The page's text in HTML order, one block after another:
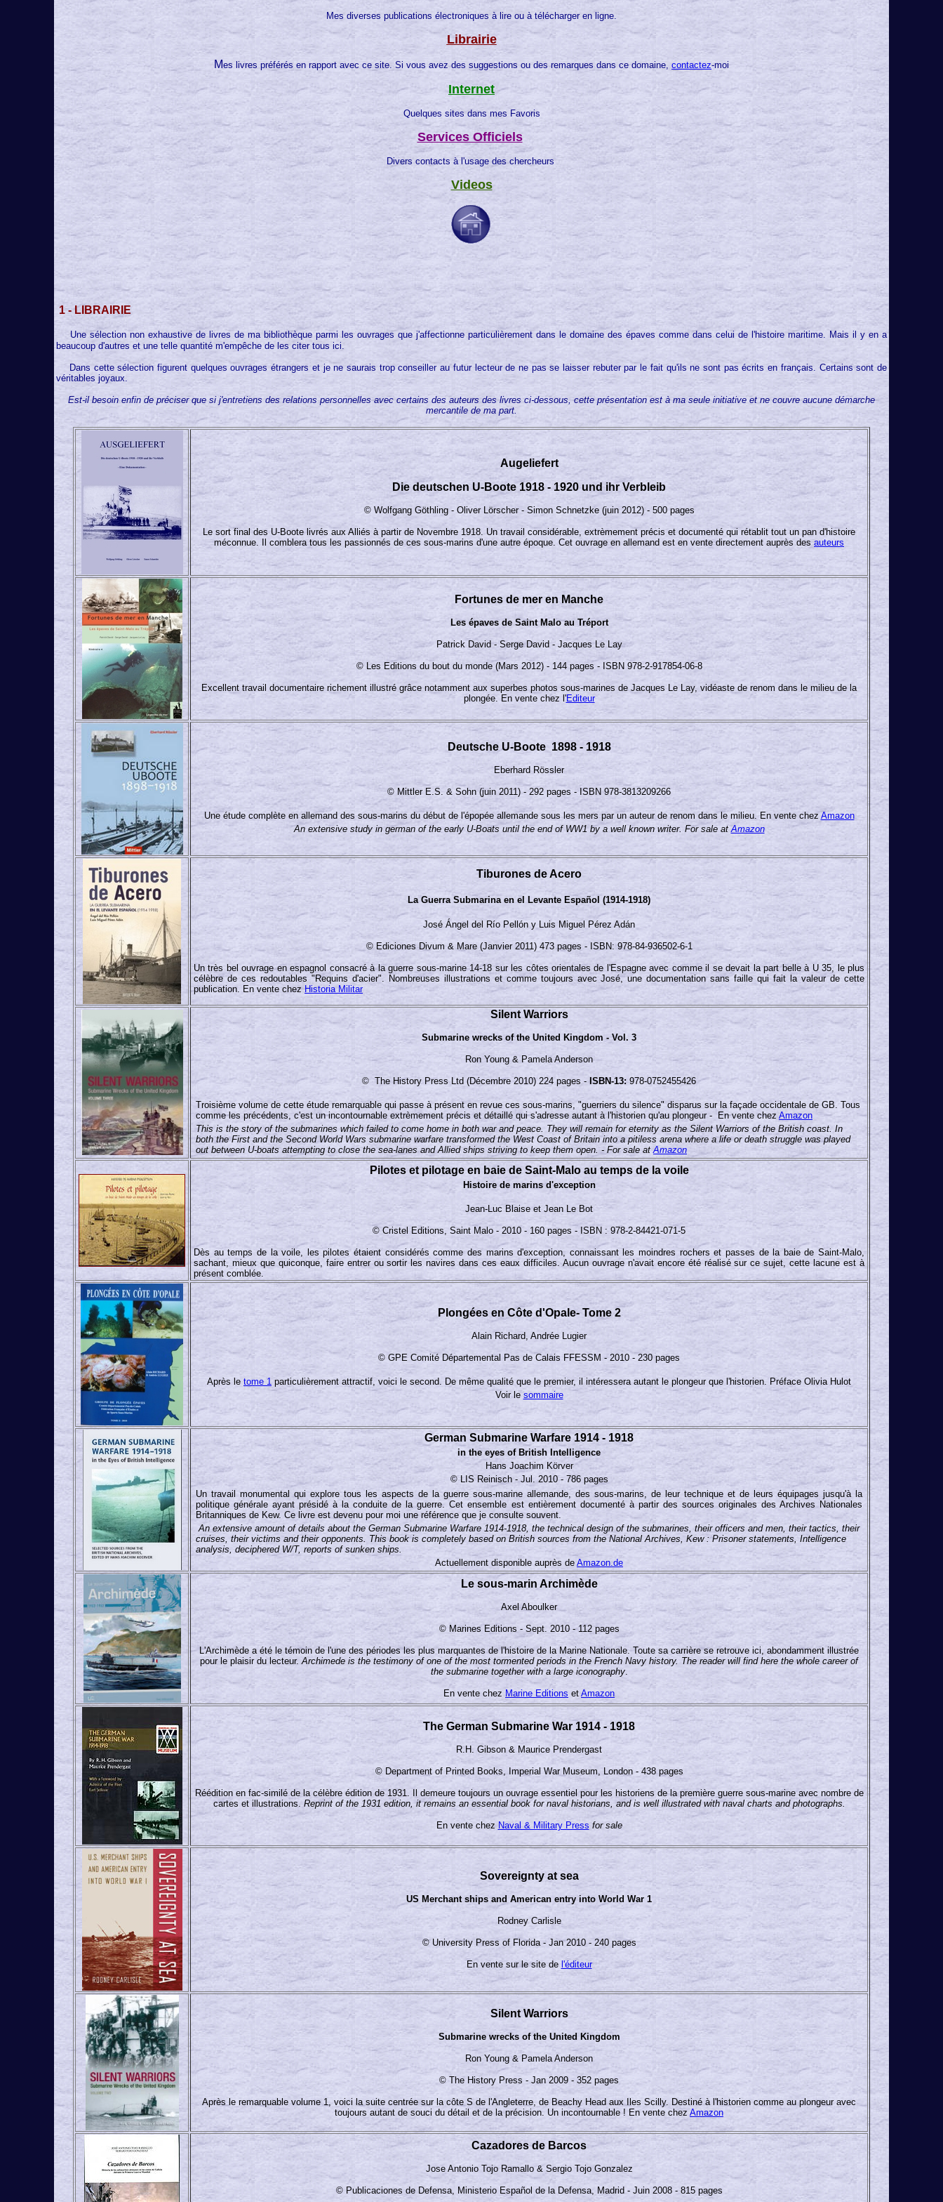
Mes diverses publications électroniques à lire ou à télécharger en ligne.
Librairie
Mes livres préférés en rapport avec ce site. Si vous avez des suggestions ou des remarques dans ce domaine, contactez-moi
Internet
Quelques sites dans mes Favoris
Services Officiels
Divers contacts à l'usage des chercheurs
Videos
1 -LIBRAIRIE
Une sélection non exhaustive de livres de ma bibliothèque parmi les ouvrages que j'affectionne particulièrement dans le domaine des épaves comme dans celui de l'histoire maritime. Mais il y en a
beaucoup d'autres et une telle quantité m'empêche de les citer tous ici.
Dans cette sélection figurent quelques ouvrages étrangers et je ne saurais trop conseiller au futur lecteur de ne pas se laisser rebuter par le fait qu'ils ne sont pas écrits en français. Certains sont de
véritables joyaux.
Est-il besoin enfin de préciser que si j'entretiens des relations personnelles avec certains des auteurs des livres ci-dessous, cette présentation est à ma seule initiative et ne couvre aucune démarche
mercantile de ma part.
Augeliefert
Die deutschen U-Boote 1918 - 1920 und ihr Verbleib
© Wolfgang Göthling - Oliver Lörscher - Simon Schnetzke (juin 2012) - 500 pages
Le sort final des U-Boote livrés aux Alliés à partir de Novembre 1918. Un travail considérable, extrèmement précis et documenté qui rétablit tout un pan d'histoire
méconnue. Il comblera tous les passionnés de ces sous-marins d'une autre époque. Cet ouvrage en allemand est en vente directement auprès desauteurs
Fortunes de mer en Manche
Les épaves de Saint Malo au Tréport
Patrick David - Serge David - Jacques Le Lay
© Les Editions du bout du monde (Mars 2012) - 144 pages - ISBN 978-2-917854-06-8
Excellent travail documentaire richement illustré grâce notamment aux superbes photos sous-marines de Jacques Le Lay, vidéaste de renom dans le milieu de la
plongée. En vente chez l'Editeur
Deutsche U-Boote 1898 - 1918
Eberhard Rössler
© Mittler E.S. & Sohn (juin 2011) - 292 pages - ISBN 978-3813209266
Une étude complète en allemand des sous-marins du début de l'épopée allemande sous les mers par un auteur de renom dans le milieu. En vente chezAmazon
An extensive study in german of the early U-Boats until the end of WW1 by a well known writer. For sale atAmazon
Tiburones de Acero
La Guerra Submarina en el Levante Español (1914-1918)
José Ángel del Río Pellón y Luis Miguel Pérez Adán
© Ediciones Divum & Mare (Janvier 2011) 473 pages - ISBN: 978-84-936502-6-1
Un très bel ouvrage en espagnol consacré à la guerre sous-marine 14-18 sur les côtes orientales de l'Espagne avec comme il se devait la part belle à U 35, le plus
célèbre de ces redoutables "Requins d'acier". Nombreuses illustrations et comme toujours avec José, une documentation sans faille qui fait la valeur de cette
publication. En vente chezHistoria Militar
Silent Warriors
Submarine wrecks of the United Kingdom - Vol. 3
Ron Young & Pamela Anderson
© The History Press Ltd (Décembre 2010) 224 pages - ISBN-13: 978-0752455426
Troisième volume de cette étude remarquable qui passe à présent en revue ces sous-marins, "guerriers du silence" disparus sur la façade occidentale de GB. Tous
comme les précédents, c'est un incontournable extrèmement précis et détaillé qui s'adresse autant à l'historien qu'au plongeur - En vente chez Amazon
This is the story of the submarines which failed to come home in both war and peace. They will remain for eternity as the Silent Warriors of the British coast. In
both the First and the Second World Wars submarine warfare transformed the West Coast of Britain into a pitiless arena where a life or death struggle was played
out between U-boats attempting to close the sea-lanes and Allied ships striving to keep them open. - For sale atAmazon
Pilotes et pilotage en baie de Saint-Malo au temps de la voile
Histoire de marins d'exception
Jean-Luc Blaise et Jean Le Bot
© Cristel Editions, Saint Malo - 2010 - 160 pages - ISBN : 978-2-84421-071-5
Dès au temps de la voile, les pilotes étaient considérés comme des marins d'exception, connaissant les moindres rochers et passes de la baie de Saint-Malo,
sachant, mieux que quiconque, faire entrer ou sortir les navires dans ces eaux difficiles. Aucun ouvrage n'avait encore été réalisé sur ce sujet, cette lacune est à
présent comblée.
Plongées en Côte d'Opale- Tome 2
Alain Richard, Andrée Lugier
© GPE Comité Départemental Pas de Calais FFESSM - 2010 - 230 pages
Après le tome 1 particulièrement attractif, voici le second. De même qualité que le premier, il intéressera autant le plongeur que l'historien. Préface Olivia Hulot
Voir lesommaire
German Submarine Warfare 1914 - 1918
in the eyes of British Intelligence
Hans Joachim Körver
© LIS Reinisch - Jul. 2010 - 786 pages
Un travail monumental qui explore tous les aspects de la guerre sous-marine allemande, des sous-marins, de leur technique et de leurs équipages jusqu'à la
politique générale ayant présidé à la conduite de la guerre. Cet ensemble est entièrement documenté à partir des sources originales des Archives Nationales
Britanniques de Kew. Ce livre est devenu pour moi une référence que je consulte souvent.
An extensive amount of details about the German Submarine Warfare 1914-1918, the technical design of the submarines, their officers and men, their tactics, their
cruises, their victims and their opponents. This book is completely based on British sources from the National Archives, Kew : Prisoner statements, Intelligence
analysis, deciphered W/T, reports of sunken ships.
Actuellement disponible auprès de Amazon.de
Le sous-marin Archimède
Axel Aboulker
© Marines Editions - Sept. 2010 - 112 pages
L'Archimède a été le témoin de l'une des périodes les plus marquantes de l'histoire de la Marine Nationale. Toute sa carrière se retrouve ici, abondamment illustrée
pour le plaisir du lecteur.Archimede is the testimony of one of the most tormented periods in the French Navy history. The reader will find here the whole career of
the submarine together with a large iconography.
En vente chez Marine Editions et Amazon
The German Submarine War 1914 - 1918
R.H. Gibson & Maurice Prendergast
© Department of Printed Books, Imperial War Museum, London - 438 pages
Réédition en fac-similé de la célèbre édition de 1931. Il demeure toujours un ouvrage essentiel pour les historiens de la première guerre sous-marine avec nombre de
cartes et illustrations. Reprint of the 1931 edition, it remains an essential book for naval historians, and is well illustrated with naval charts and photographs.
En vente chez Naval & Military Press for sale
Sovereignty at sea
US Merchant ships and American entry into World War 1
Rodney Carlisle
© University Press of Florida - Jan 2010 - 240 pages
En vente sur le site de l'éditeur
Silent Warriors
Submarine wrecks of the United Kingdom
Ron Young & Pamela Anderson
© The History Press - Jan 2009 - 352 pages
Après le remarquable volume 1, voici la suite centrée sur la côte S de l'Angleterre, de Beachy Head aux Iles Scilly. Destiné à l'historien comme au plongeur avec
toujours autant de souci du détail et de la précision. Un incontournable ! En vente chez Amazon
Cazadores de Barcos
Jose Antonio Tojo Ramallo & Sergio Tojo Gonzalez
© Publicaciones de Defensa, Ministerio Español de la Defensa, Madrid - Juin 2008 - 815 pages